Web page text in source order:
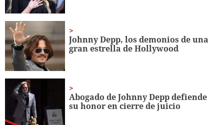
Johnny Depp, los demonios de una
gran estrella de Hollywood
Abogado de Johnny Depp defiende
su honor en cierre de juicio